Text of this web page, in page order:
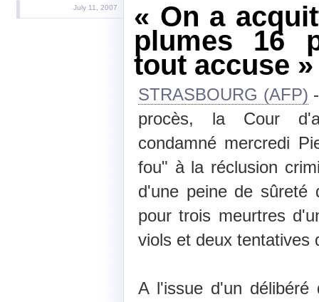
July 11, 2007 « On a
plumes 16
tout accuse »
STRASBOURG (AFP)
procès, la Cour
condamné mercredi
fou" à la réclusion
d'une peine de sûreté
pour trois meurtres
viols et deux tentatives
A l'issue d'un délibéré